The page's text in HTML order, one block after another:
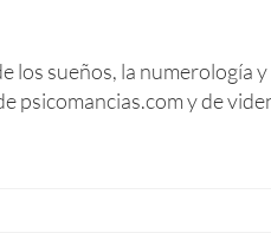
los sueños, la numerología
psicomancias.com y de